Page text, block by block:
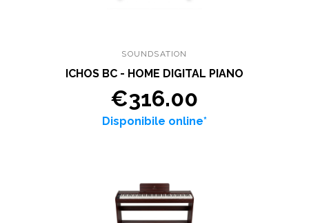
SOUNDSATION
ICHOS BC - HOME DIGITAL PIANO
€316.00
Disponibile online*